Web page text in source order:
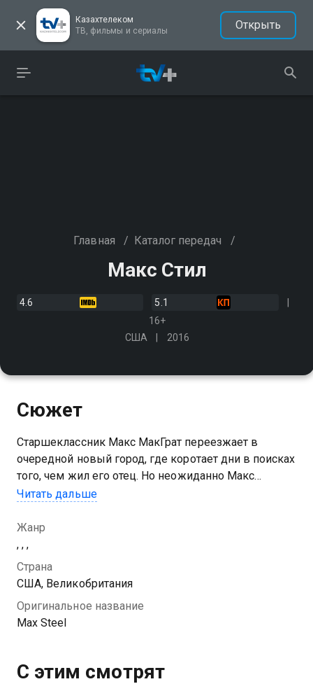
Казахтелеком
ТВ, фильмы и сериалы
Открыть
Главная / Каталог передач /
Макс Стил
4.6
5.1
16+
США
2016
Сюжет
Старшеклассник Макс МакГрат переезжает в
очередной новый город, где коротает дни в поисках
того, чем жил его отец. Но неожиданно Макс
обнаруживает у себя способность управлять
дружелюбного робота Стила в шкафу!
Читать дальше
Жанр
, , ,
Страна
США, Великобритания
Оригинальное название
Max Steel
С этим смотрят